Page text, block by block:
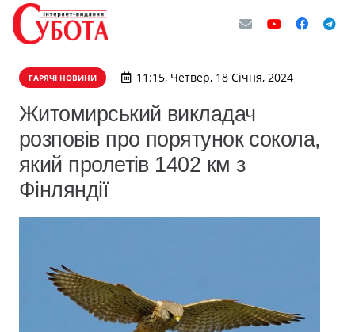
ГАРЯЧІ НОВИНИ 11:15, Четвер, 18 Січня, 2024
Житомирський викладач
розповів про порятунок сокола,
який пролетів 1402 км з
Фінляндії